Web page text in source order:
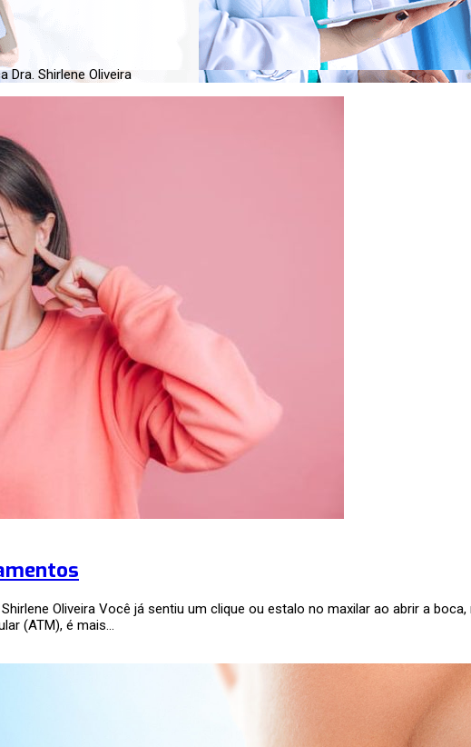
Dra. Shirlene Oliveira
Oliveira Você já sentiu um clique ou estalo no maxilar ao abrir a
(ATM), é mais…